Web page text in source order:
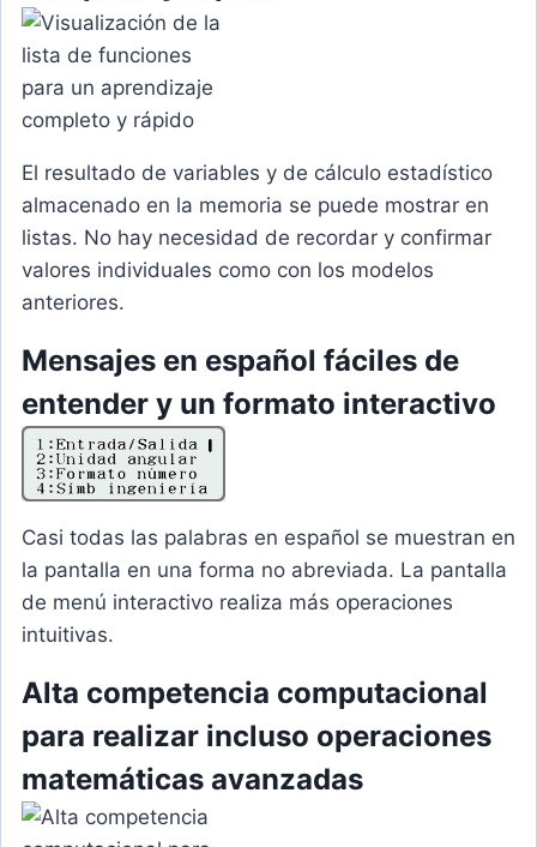
El resultado de variables y de cálculo estadístico
almacenado en la memoria se puede mostrar en
listas. No hay necesidad de recordar y confirmar
valores individuales como con los modelos
anteriores.
Mensajes en español fáciles de
entender y un formato interactivo
Casi todas las palabras en español se muestran en
la pantalla en una forma no abreviada. La pantalla
de menú interactivo realiza más operaciones
intuitivas.
Alta competencia computacional
para realizar incluso operaciones
matemáticas avanzadas